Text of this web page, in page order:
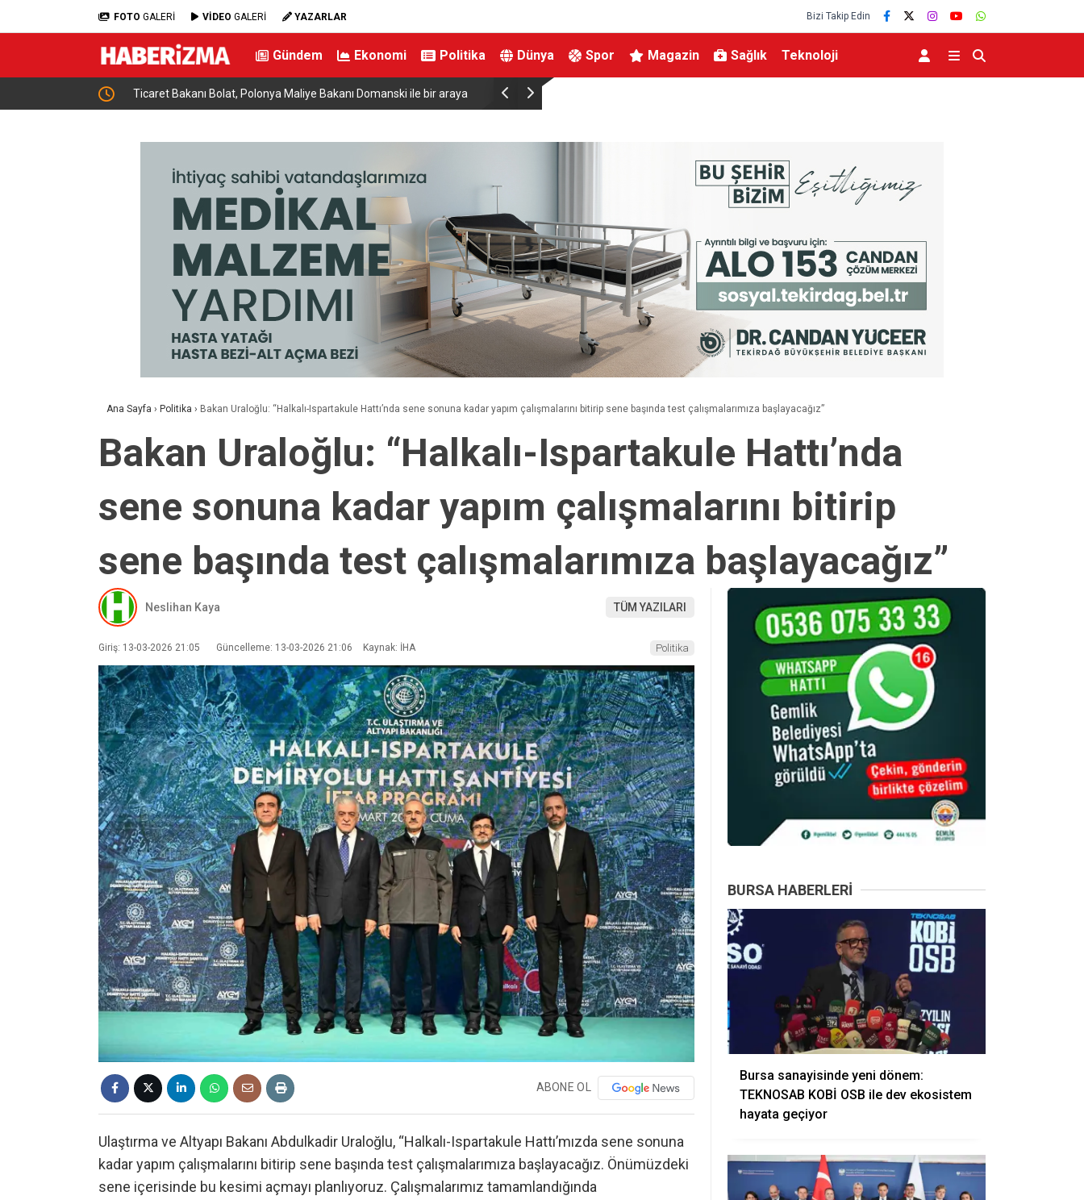
FOTO GALERİ VİDEO GALERİ YAZARLAR Bizi Takip Edin
Gündem Ekonomi Politika Dünya Spor Magazin Sağlık Teknoloji
Ticaret Bakanı Bolat, Polonya Maliye Bakanı Domanski ile bir araya Almanya’da Ren Nehri’nde kuraklık alarmı: Su seviyesinde tarihi düşüş
Ana Sayfa › Politika › Bakan Uraloğlu: “Halkalı-Ispartakule Hattı’nda sene sonuna kadar yapım çalışmalarını bitirip sene başında test çalışmalarımıza başlayacağız”
Bakan Uraloğlu: “Halkalı-Ispartakule Hattı’nda
sene sonuna kadar yapım çalışmalarını bitirip
sene başında test çalışmalarımıza başlayacağız”
Neslihan Kaya TÜM YAZILARI
Giriş: 13-03-2026 21:05 Güncelleme: 13-03-2026 21:06 Kaynak: İHA Politika
ABONE OL
Ulaştırma ve Altyapı Bakanı Abdulkadir Uraloğlu, “Halkalı-Ispartakule Hattı’mızda sene sonuna
kadar yapım çalışmalarını bitirip sene başında test çalışmalarımıza başlayacağız. Önümüzdeki
sene içerisinde bu kesimi açmayı planlıyoruz. Çalışmalarımız tamamlandığında
BURSA HABERLERI
Bursa sanayisinde yeni dönem:
TEKNOSAB KOBİ OSB ile dev ekosistem
hayata geçiyor